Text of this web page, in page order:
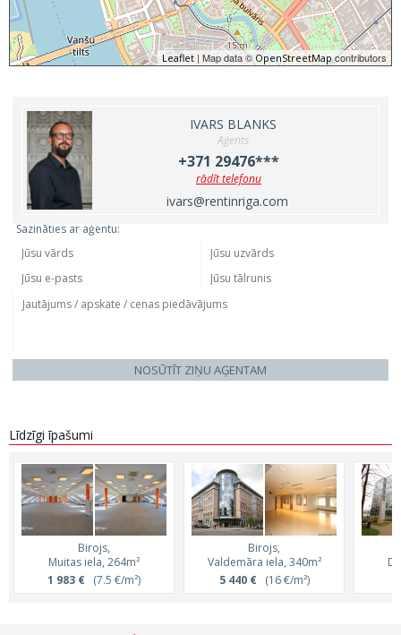
Leaflet | Map data ©OpenStreetMapcontributors
IVARS BLANKS
Aģents
+371 29476***
rādīt telefonu
ivars@rentinriga.com
Sazināties ar aģentu:
NOSŪTĪT ZIŅU AĢENTAM
Līdzīgi īpašumi
Birojs,
Muitas iela, 264m²
1 983 € (7.5 €/m²)
Birojs,
Valdemāra iela, 340m²
5 440 €(16 €/m²)